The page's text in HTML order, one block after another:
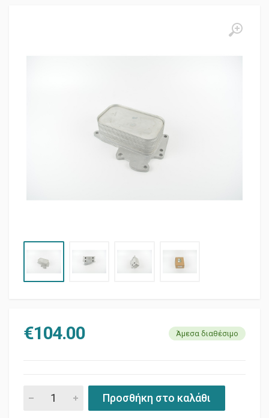
€104.00 Άμεσα διαθέσιμο
ΨΥΓΕΙΟ ΛΑΔΙΟΥ ΚΙΝΗΤΗΡΑ KK JK 2.8L JP quantity
Προσθήκη στο καλάθι